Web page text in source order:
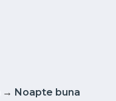
→ Noapte buna